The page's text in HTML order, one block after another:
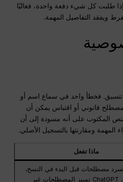
طلبت كل شيء دفعة واحدة، فغالبًا
ويفقد التفاصيل المهمة.
تنسيق. فخطأ واحد في سماع اسم أو
قانوني أو اقتباس يمكن أن
المكتوب على أنه مسودة إلى أن
ومقارنتها بالتسجيل الأصلي.
ماذا تفعل
مصطلحات قبل البدء في النسخ،
ثم اطلب من ChatGPT تمييز المصطلحات غير